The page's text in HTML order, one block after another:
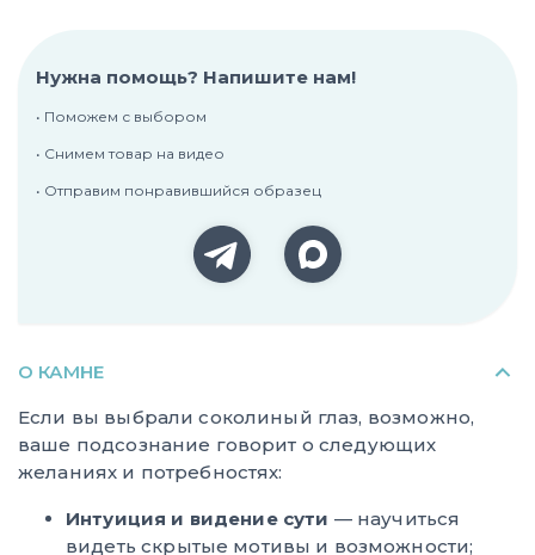
Нужна помощь? Напишите нам!
• Поможем с выбором
• Снимем товар на видео
• Отправим понравившийся образец
О КАМНЕ
Если вы выбрали соколиный глаз, возможно,
ваше подсознание говорит о следующих
желаниях и потребностях:
Интуиция и видение сути — научиться
видеть скрытые мотивы и возможности;